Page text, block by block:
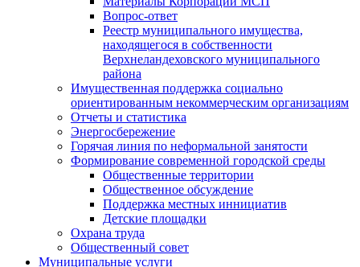
Вопрос-ответ
Реестр муниципального имущества,
находящегося в собственности
Верхнеландеховского муниципального
района
Имущественная поддержка социально
ориентированным некоммерческим организациям
Отчеты и статистика
Энергосбережение
Горячая линия по неформальной занятости
Формирование современной городской среды
Общественные территории
Общественное обсуждение
Поддержка местных иннициатив
Детские площадки
Охрана труда
Общественный совет
Муниципальные услуги